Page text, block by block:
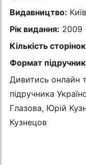
Видавництво:
Рік видання: 2009
Кількість
Формат
Дивитись онлайн
підручника
Глазова, Юрій
Кузнецов